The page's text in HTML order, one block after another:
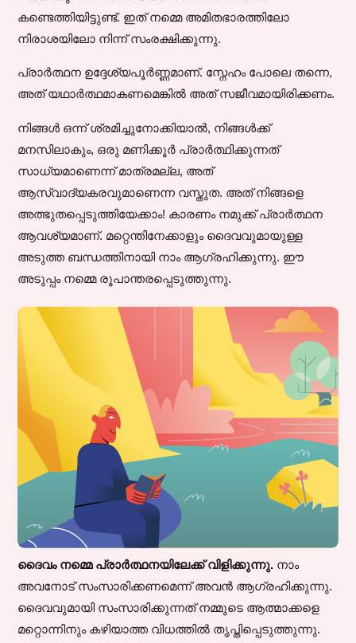
കണ്ടെത്തിയിട്ടുണ്ട്. ഇത് നമ്മെ അമിതഭാരത്തിലോ
നിരാശയിലോ നിന്ന് സംരക്ഷിക്കുന്നു.
പ്രാർത്ഥന ഉദ്ദേശ്യപൂർണ്ണമാണ്. സ്നേഹം പോലെ തന്നെ,
അത് യഥാർത്ഥമാകണമെങ്കിൽ അത് സജീവമായിരിക്കണം.
നിങ്ങൾ ഒന്ന് ശ്രമിച്ചുനോക്കിയാൽ, നിങ്ങൾക്ക്
മനസിലാകും, ഒരു മണിക്കൂർ പ്രാർത്ഥിക്കുന്നത്
സാധ്യമാണെന്ന് മാത്രമല്ല, അത്
ആസ്വാദ്യകരവുമാണെന്ന വസ്തുത. അത് നിങ്ങളെ
അത്ഭുതപ്പെടുത്തിയേക്കാം! കാരണം നമുക്ക് പ്രാർത്ഥന
ആവശ്യമാണ്. മറ്റെന്തിനേക്കാളും ദൈവവുമായുള്ള
അടുത്ത ബന്ധത്തിനായി നാം ആഗ്രഹിക്കുന്നു. ഈ
അടുപ്പം നമ്മെ രൂപാന്തരപ്പെടുത്തുന്നു.
ദൈവം നമ്മെ പ്രാർത്ഥനയിലേക്ക് വിളിക്കുന്നു. നാം
അവനോട് സംസാരിക്കണമെന്ന് അവൻ ആഗ്രഹിക്കുന്നു.
ദൈവവുമായി സംസാരിക്കുന്നത് നമ്മുടെ ആത്മാക്കളെ
മറ്റൊന്നിനും കഴിയാത്ത വിധത്തിൽ തൃപ്തിപ്പെടുത്തുന്നു.